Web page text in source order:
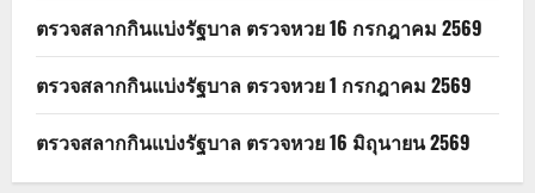
ตรวจสลากกินแบ่งรัฐบาล ตรวจหวย 16 กรกฎาคม 2569
ตรวจสลากกินแบ่งรัฐบาล ตรวจหวย 1 กรกฎาคม 2569
ตรวจสลากกินแบ่งรัฐบาล ตรวจหวย 16 มิถุนายน 2569